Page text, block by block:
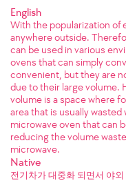
English
With the popularization of
anywhere outside.
can be used in various
ovens that can simply
convenient, but they are
due to their large volume.
volume is a space where
area that is usually wasted
microwave oven that can
reducing the volume
microwave.
Native
전기차가 대중화 되면서 야